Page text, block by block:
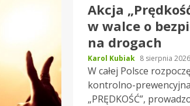
Akcja
w walce o
na drogach
Karol Kubiak 8 sierpnia 2026
W całej Polsce
kontrolno-
„PRĘDKOŚĆ”,